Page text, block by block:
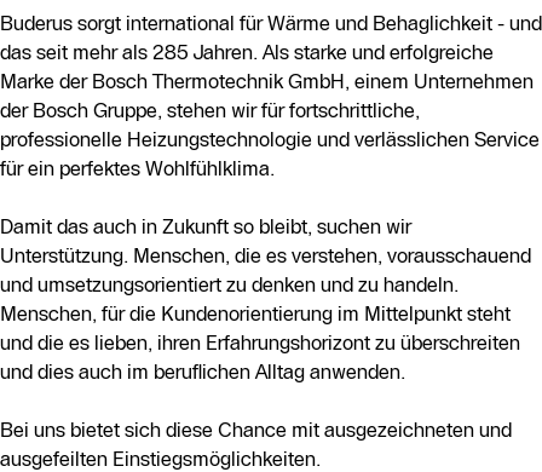
Buderus sorgt international für Wärme und Behaglichkeit - und
das seit mehr als 285 Jahren. Als starke und erfolgreiche
Marke der Bosch Thermotechnik GmbH, einem Unternehmen
der Bosch Gruppe, stehen wir für fortschrittliche,
professionelle Heizungstechnologie und verlässlichen Service
für ein perfektes Wohlfühlklima.
Damit das auch in Zukunft so bleibt, suchen wir
Unterstützung. Menschen, die es verstehen, vorausschauend
und umsetzungsorientiert zu denken und zu handeln.
Menschen, für die Kundenorientierung im Mittelpunkt steht
und die es lieben, ihren Erfahrungshorizont zu überschreiten
und dies auch im beruflichen Alltag anwenden.
Bei uns bietet sich diese Chance mit ausgezeichneten und
ausgefeilten Einstiegsmöglichkeiten.